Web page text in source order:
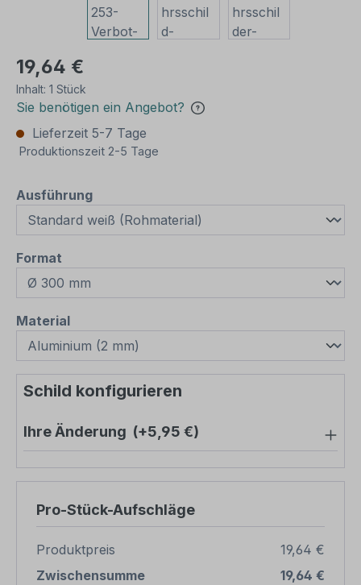
19,64 €
Inhalt: 1 Stück
Sie benötigen ein Angebot?
Lieferzeit 5-7 Tage
Produktionszeit 2-5 Tage
Ausführungauswählen
Format
Materialauswählen
Schild konfigurieren
Ihre Änderung (+5,95 €)
Pro-Stück-Aufschläge
Produktpreis
19,64 €
Zwischensumme
19,64 €